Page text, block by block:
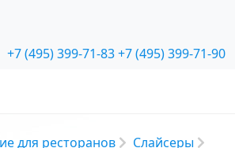
+7 (495) 399-71-83+7 (495) 399-71-90
для ресторанов
Слайсеры